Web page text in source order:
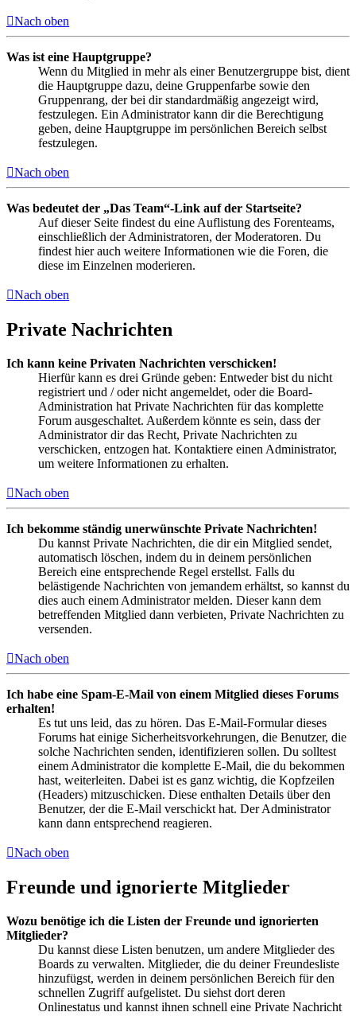
Nach oben
Was ist eine Hauptgruppe?
Wenn du Mitglied in mehr als einer Benutzergruppe bist, dient
die Hauptgruppe dazu, deine Gruppenfarbe sowie den
Gruppenrang, der bei dir standardmäßig angezeigt wird,
festzulegen. Ein Administrator kann dir die Berechtigung
geben, deine Hauptgruppe im persönlichen Bereich selbst
festzulegen.
Nach oben
Was bedeutet der „Das Team“-Link auf der Startseite?
Auf dieser Seite findest du eine Auflistung des Forenteams,
einschließlich der Administratoren, der Moderatoren. Du
findest hier auch weitere Informationen wie die Foren, die
diese im Einzelnen moderieren.
Nach oben
Private Nachrichten
Ich kann keine Privaten Nachrichten verschicken!
Hierfür kann es drei Gründe geben: Entweder bist du nicht
registriert und / oder nicht angemeldet, oder die Board-
Administration hat Private Nachrichten für das komplette
Forum ausgeschaltet. Außerdem könnte es sein, dass der
Administrator dir das Recht, Private Nachrichten zu
verschicken, entzogen hat. Kontaktiere einen Administrator,
um weitere Informationen zu erhalten.
Nach oben
Ich bekomme ständig unerwünschte Private Nachrichten!
Du kannst Private Nachrichten, die dir ein Mitglied sendet,
automatisch löschen, indem du in deinem persönlichen
Bereich eine entsprechende Regel erstellst. Falls du
belästigende Nachrichten von jemandem erhältst, so kannst du
dies auch einem Administrator melden. Dieser kann dem
betreffenden Mitglied dann verbieten, Private Nachrichten zu
versenden.
Nach oben
Ich habe eine Spam-E-Mail von einem Mitglied dieses Forums
erhalten!
Es tut uns leid, das zu hören. Das E-Mail-Formular dieses
Forums hat einige Sicherheitsvorkehrungen, die Benutzer, die
solche Nachrichten senden, identifizieren sollen. Du solltest
einem Administrator die komplette E-Mail, die du bekommen
hast, weiterleiten. Dabei ist es ganz wichtig, die Kopfzeilen
(Headers) mitzuschicken. Diese enthalten Details über den
Benutzer, der die E-Mail verschickt hat. Der Administrator
kann dann entsprechend reagieren.
Nach oben
Freunde und ignorierte Mitglieder
Wozu benötige ich die Listen der Freunde und ignorierten
Mitglieder?
Du kannst diese Listen benutzen, um andere Mitglieder des
Boards zu verwalten. Mitglieder, die du deiner Freundesliste
hinzufügst, werden in deinem persönlichen Bereich für den
schnellen Zugriff aufgelistet. Du siehst dort deren
Onlinestatus und kannst ihnen schnell eine Private Nachricht